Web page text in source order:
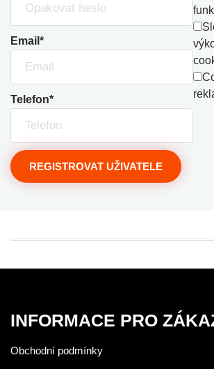
Email*
Telefon*
REGISTROVAT UŽIVATELE
INFORMACE PRO
Obchodní podmínky